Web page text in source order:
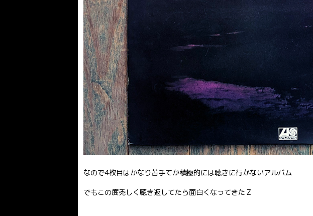
なので4枚目はかなり苦手てか積極的には聴きに行かないアルバム
でもこの度禿しく聴き返してたら面白くなってきたＺ